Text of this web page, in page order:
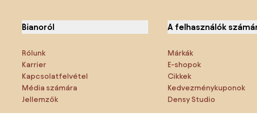
Bianoról
Rólunk
Karrier
Kapcsolatfelvétel
Média számára
Jellemzők
A felhasználók
Márkák
E-shopok
Cikkek
Kedvezménykuponok
Densy Studio